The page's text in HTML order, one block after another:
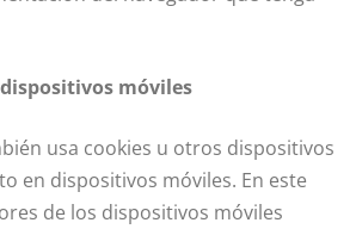
móviles
usa cookies u otros dispositivos
en dispositivos móviles. En este
de los dispositivos móviles